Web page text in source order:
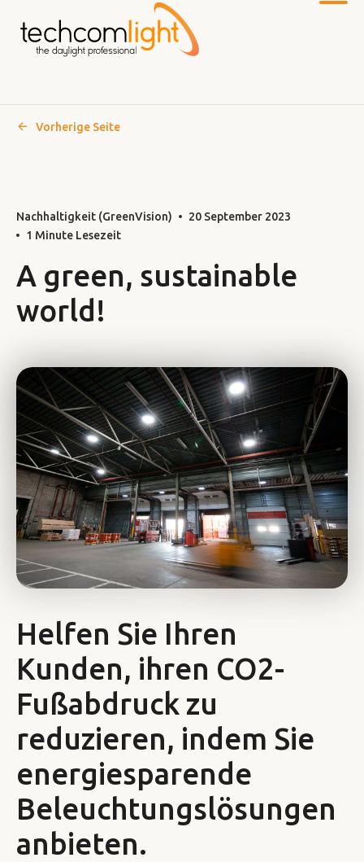
Zum
Vorherige Seite
Nachhaltigkeit (GreenVision)
20 September 2023
1 Minute Lesezeit
A green, sustainable
world!
Helfen Sie Ihren
Kunden, ihren CO2-
Fußabdruck zu
reduzieren, indem Sie
energiesparende
Beleuchtungslösungen
anbieten.